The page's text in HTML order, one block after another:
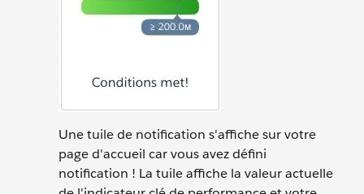
Une tuile de notification s'affiche sur votre
page d'accueil car vous avez défini
notification ! La tuile affiche la valeur actuelle